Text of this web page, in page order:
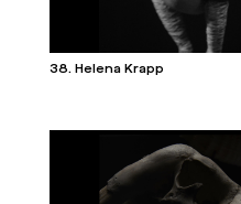
38. Helena Krapp